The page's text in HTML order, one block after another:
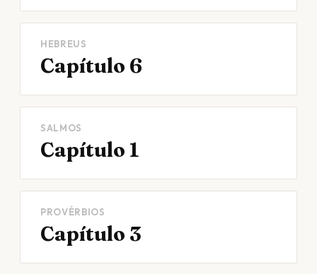
HEBREUS
Capítulo 6
SALMOS
Capítulo 1
PROVÉRBIOS
Capítulo 3